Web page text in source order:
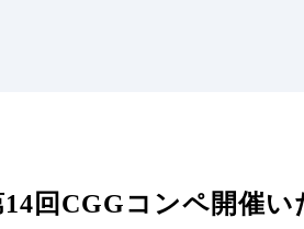
回CGGコンペ開催い